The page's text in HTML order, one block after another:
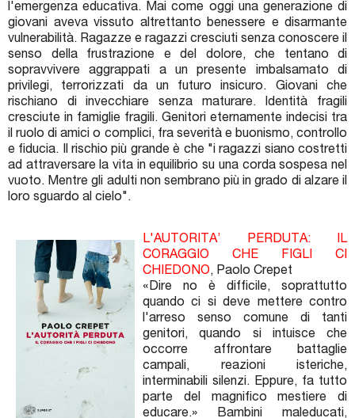
l'emergenza educativa. Mai come oggi una generazione di
giovani aveva vissuto altrettanto benessere e disarmante
vulnerabilità. Ragazze e ragazzi cresciuti senza conoscere il
senso della frustrazione e del dolore, che tentano di
sopravvivere aggrappati a un presente imbalsamato di
privilegi, terrorizzati da un futuro insicuro. Giovani che
rischiano di invecchiare senza maturare. Identità fragili
cresciute in famiglie fragili. Genitori eternamente indecisi tra
il ruolo di amici o complici, fra severità e buonismo, controllo
e fiducia. Il rischio più grande è che "i ragazzi siano costretti
ad attraversare la vita in equilibrio su una corda sospesa nel
vuoto. Mentre gli adulti non sembrano più in grado di alzare il
loro sguardo al cielo".
L'AUTORITA’ PERDUTA: IL
CORAGGIO CHE FIGLI CI
CHIEDONO, Paolo Crepet
«Dire no è difficile, soprattutto
quando ci si deve mettere contro
l'arreso senso comune di tanti
genitori, quando si intuisce che
occorre affrontare battaglie
campali, reazioni isteriche,
interminabili silenzi. Eppure, fa tutto
parte del magnifico mestiere di
educare.» Bambini maleducati,